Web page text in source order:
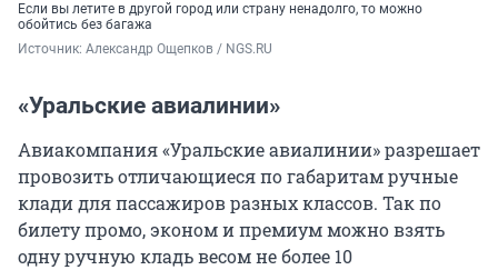
Если вы летите в другой город или страну ненадолго, то можно
обойтись без багажа
Источник: Александр Ощепков / NGS.RU
«Уральские авиалинии»
Авиакомпания «Уральские авиалинии» разрешает
провозить отличающиеся по габаритам ручные
клади для пассажиров разных классов. Так по
билету промо, эконом и премиум можно взять
одну ручную кладь весом не более 10